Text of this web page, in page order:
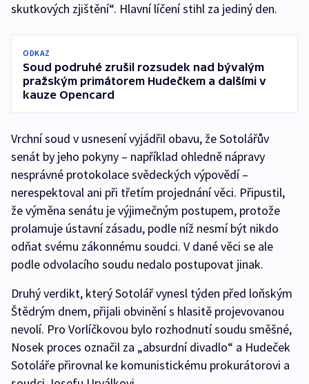
skutkových zjištění“. Hlavní líčení stihl za jediný den.
ODKAZ
Soud podruhé zrušil rozsudek nad bývalým
pražským primátorem Hudečkem a dalšími v
kauze Opencard
Vrchní soud v usnesení vyjádřil obavu, že Sotolářův
senát by jeho pokyny – například ohledně nápravy
nesprávné protokolace svědeckých výpovědí –
nerespektoval ani při třetím projednání věci. Připustil,
že výměna senátu je výjimečným postupem, protože
prolamuje ústavní zásadu, podle níž nesmí být nikdo
odňat svému zákonnému soudci. V dané věci se ale
podle odvolacího soudu nedalo postupovat jinak.
Druhý verdikt, který Sotolář vynesl týden před loňským
Štědrým dnem, přijali obvinění s hlasitě projevovanou
nevolí. Pro Vorlíčkovou bylo rozhodnutí soudu směšné,
Nosek proces označil za „absurdní divadlo“ a Hudeček
Sotoláře přirovnal ke komunistickému prokurátorovi a